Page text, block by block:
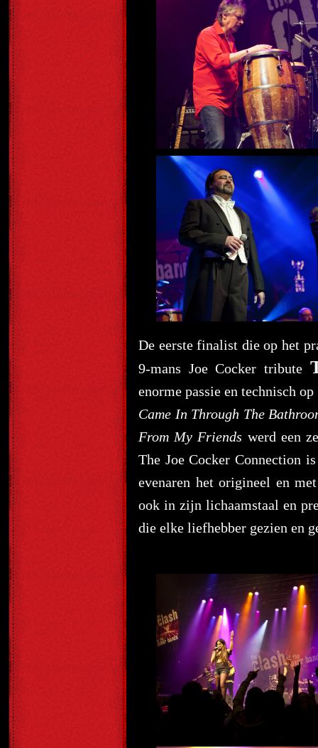
De eerste finalist die op het
9-mans Joe Cocker tribute
enorme passie en technisch
Came In Through The
From My Friends werd een
The Joe Cocker Connection
evenaren het origineel en
ook in zijn lichaamstaal en
die elke liefhebber gezien en